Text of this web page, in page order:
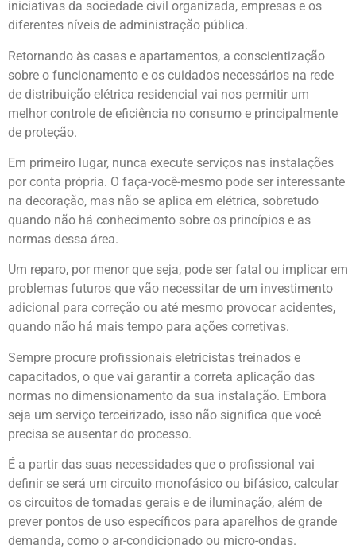
iniciativas da sociedade civil organizada, empresas e os
diferentes níveis de administração pública.
Retornando às casas e apartamentos, a conscientização
sobre o funcionamento e os cuidados necessários na rede
de distribuição elétrica residencial vai nos permitir um
melhor controle de eficiência no consumo e principalmente
de proteção.
Em primeiro lugar, nunca execute serviços nas instalações
por conta própria. O faça-você-mesmo pode ser interessante
na decoração, mas não se aplica em elétrica, sobretudo
quando não há conhecimento sobre os princípios e as
normas dessa área.
Um reparo, por menor que seja, pode ser fatal ou implicar em
problemas futuros que vão necessitar de um investimento
adicional para correção ou até mesmo provocar acidentes,
quando não há mais tempo para ações corretivas.
Sempre procure profissionais eletricistas treinados e
capacitados, o que vai garantir a correta aplicação das
normas no dimensionamento da sua instalação. Embora
seja um serviço terceirizado, isso não significa que você
precisa se ausentar do processo.
É a partir das suas necessidades que o profissional vai
definir se será um circuito monofásico ou bifásico, calcular
os circuitos de tomadas gerais e de iluminação, além de
prever pontos de uso específicos para aparelhos de grande
demanda, como o ar-condicionado ou micro-ondas.